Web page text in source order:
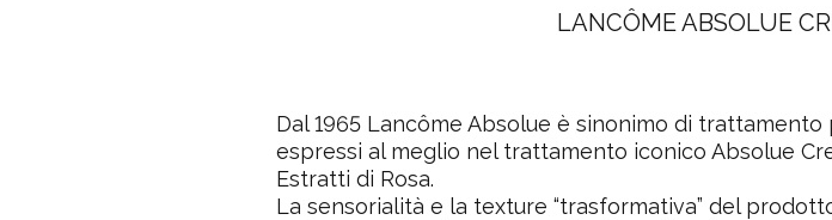
LANCÔME ABSOLUE
Dal 1965 Lancôme Absolue è sinonimo di
espressi al meglio nel trattamento iconico Absolue
Estratti di Rosa.
La sensorialità e la texture “trasformativa” del